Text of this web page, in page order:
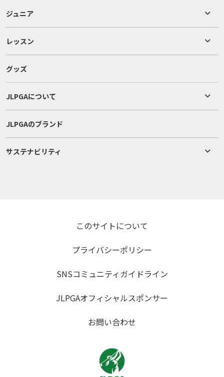
ジュニア
レッスン
グッズ
JLPGAについて
JLPGAのブランド
サステナビリティ
このサイトについて
プライバシーポリシー
SNSコミュニティガイドライン
JLPGAオフィシャルスポンサー
お問い合わせ